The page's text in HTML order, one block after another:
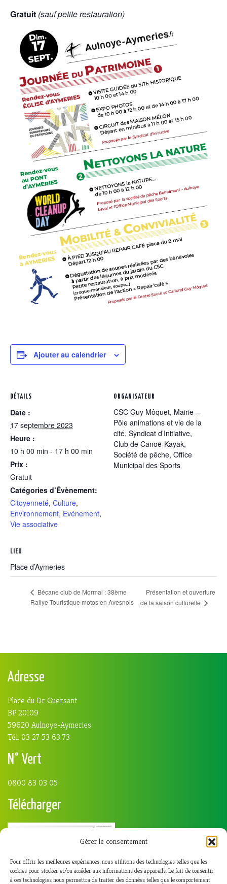
Gérer le consentement
Pour offrir les meilleures expériences, nous utilisons des technologies telles que les
cookies pour stocker et/ou accéder aux informations des appareils. Le fait de consentir
à ces technologies nous permettra de traiter des données telles que le comportement
Gratuit (sauf petite restauration)
Ajouter au calendrier
DÉTAILS
Date :
17 septembre 2023
Heure :
10 h 00 min - 17 h 00 min
Prix :
Gratuit
Catégories d’Évènement:
Citoyenneté, Culture,
Environnement, Evénement,
Vie associative
ORGANISATEUR
CSC Guy Môquet, Mairie –
Pôle animations et vie de la
cité, Syndicat d’Initiative,
Club de Canoë-Kayak,
Société de pêche, Office
Municipal des Sports
LIEU
Place d’Aymeries
Bécane club de Mormal : 38ème
Rallye Touristique motos en Avesnois
Présentation et ouverture
de la saison culturelle
Adresse
Place du Dr Guersant
BP 20109
59620 Aulnoye-Aymeries
Tél. 03 27 53 63 73
N° Vert
0800 83 03 05
Télécharger